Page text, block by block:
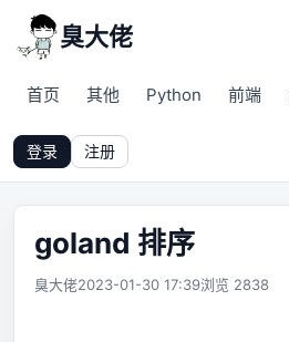
臭大佬
首页 其他 Python 前端
登录 注册
goland 排序
臭大佬2023-01-30 17:39浏览 2838